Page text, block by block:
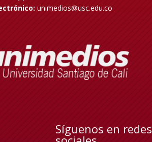
unimedios@usc.edu.co
Síguenos en redes